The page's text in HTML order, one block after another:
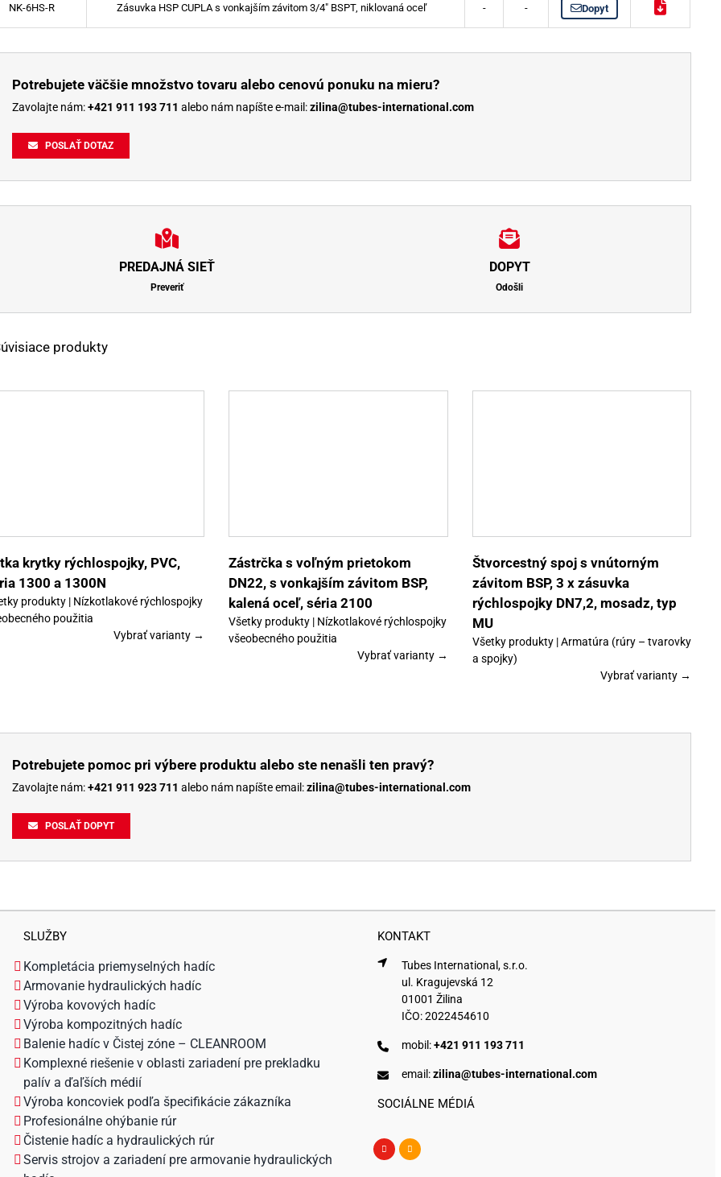
NK-6HS-R Zásuvka HSP CUPLA s vonkajším závitom 3/4" BSPT, niklovaná oceľ - - Dopyt
Potrebujete väčšie množstvo tovaru alebo cenovú ponuku na mieru?
Zavolajte nám:+421 911 193 711 alebo nám napíšte e-mail:zilina@tubes-international.com
POSLAŤ DOTAZ
PREDAJNÁ SIEŤ
Preveriť
DOPYT
Odošli
produkty
krytky rýchlospojky, PVC,
1300 a 1300N
produkty | Nízkotlakové rýchlospojky
použitia
Vybrať varianty →
si
vybrať
produktu.
Zástrčka s voľným prietokom
DN22, s vonkajším závitom BSP,
kalená oceľ, séria 2100
Všetky produkty | Nízkotlakové rýchlospojky
všeobecného použitia
Vybrať varianty →
si
vybrať
stránke
Štvorcestný spoj s vnútorným
závitom BSP, 3 x zásuvka
rýchlospojky DN7,2, mosadz, typ
MU
Všetky produkty | Armatúra (rúry – tvarovky
a spojky)
Vybrať varianty →
Potrebujete pomoc pri výbere produktu alebo ste nenašli ten pravý?
Zavolajte nám:+421 911 923 711 alebo nám napíšte email:zilina@tubes-international.com
POSLAŤ DOPYT
SLUŽBY KONTAKT
Kompletácia priemyselných hadíc
Armovanie hydraulických hadíc
Výroba kovových hadíc
Výroba kompozitných hadíc
Balenie hadíc v Čistej zóne – CLEANROOM
Komplexné riešenie v oblasti zariadení pre prekladku
palív a ďaľších médií
Výroba koncoviek podľa špecifikácie zákazníka
Profesionálne ohýbanie rúr
Čistenie hadíc a hydraulických rúr
Servis strojov a zariadení pre armovanie hydraulických
Tubes International, s.r.o.
ul. Kragujevská 12
01001 Žilina
IČO: 2022454610
mobil:+421 911 193 711
email:zilina@tubes-international.com
SOCIÁLNE MÉDIÁ